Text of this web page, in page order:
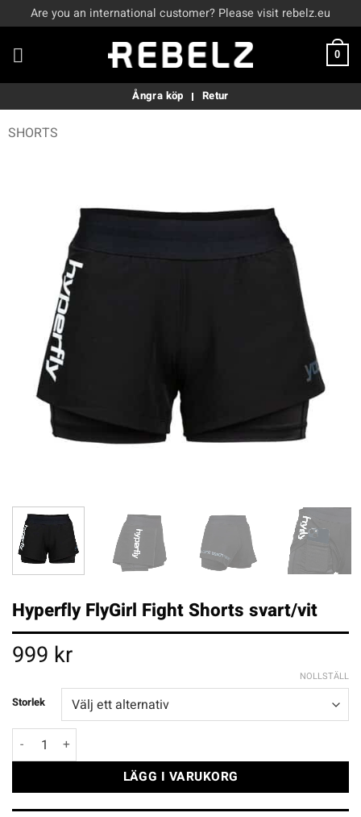
to
content
Are you an international customer? Please visit rebelz.eu
0
Ångra köp Retur
SHORTS
Hyperfly FlyGirl Fight Shorts svart/vit
999 kr
Storlek
NOLLSTÄLL
Hyperfly FlyGirl Fight Shorts svart/vit mängd
LÄGG I VARUKORG